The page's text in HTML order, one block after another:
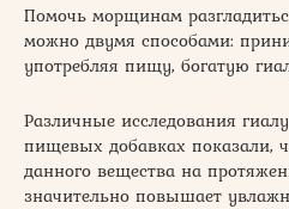
Помочь морщинам
можно двумя способами:
употребляя пищу, богатую
Различные исследования
пищевых добавках показали,
данного вещества на
значительно повышает